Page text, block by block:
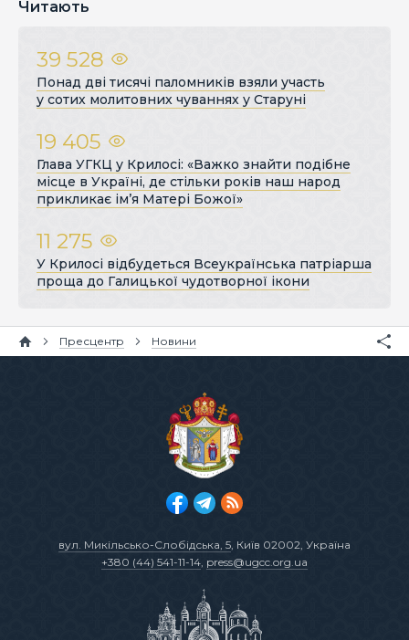
Читають
39 528
Понад дві тисячі паломників взяли участь
у сотих молитовних чуваннях у Старуні
19 405
Глава УГКЦ у Крилосі: «Важко знайти подібне
місце в Україні, де стільки років наш народ
прикликає ім’я Матері Божої»
11 275
У Крилосі відбудеться Всеукраїнська патріарша
проща до Галицької чудотворної ікони
Пресцентр Новини
вул. Микільсько-Слобідська, 5, Київ 02002, Україна
+380 (44) 541-11-14, press@ugcc.org.ua